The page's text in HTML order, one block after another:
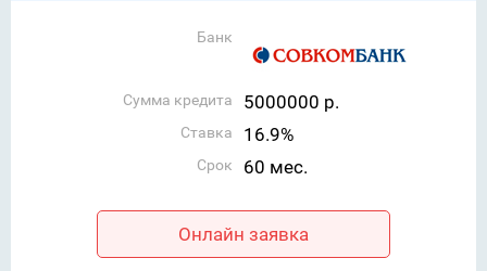
Банк
Сумма кредита 5000000 р.
Ставка 16.9%
Срок 60 мес.
Онлайн заявка